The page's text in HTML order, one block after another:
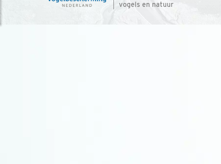
vogels en natuur